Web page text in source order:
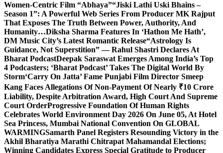
Women-Centric Film “Abhaya”“Jiski Lathi Uski Bhains –
Season 1”: A Powerful Web Series From Producer MK Rajput
That Exposes The Truth Between Power, Authority, And
Humanity…Diksha Sharma Features In ‘Hathon Me Hath’,
DM Music City’s Latest Romantic Release“Astrology Is
Guidance, Not Superstition” — Rahul Shastri Declares At
Bharat PodcastDeepak Saraswat Emerges Among India’s Top
4 Podcasters; ‘Bharat Podcast’ Takes The Digital World By
Storm‘Carry On Jatta’ Fame Punjabi Film Director Smeep
Kang Faces Allegations Of Non-Payment Of Nearly ₹10 Crore
Liability, Despite Arbitration Award, High Court And Supreme
Court OrderProgressive Foundation Of Human Rights
Celebrates World Environment Day 2026 On June 05, At Hotel
Sea Princess, Mumbai National Convention On GLOBAL
WARMINGSamarth Panel Registers Resounding Victory in the
Akhil Bharatiya Marathi Chitrapat Mahamandal Elections;
Winning Candidates Express Special Gratitude to Producer